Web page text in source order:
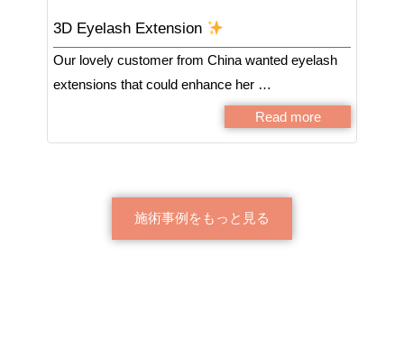
3D Eyelash Extension
Our lovely customer from China wanted eyelash
extensions that could enhance her …
Read more
施術事例をもっと見る